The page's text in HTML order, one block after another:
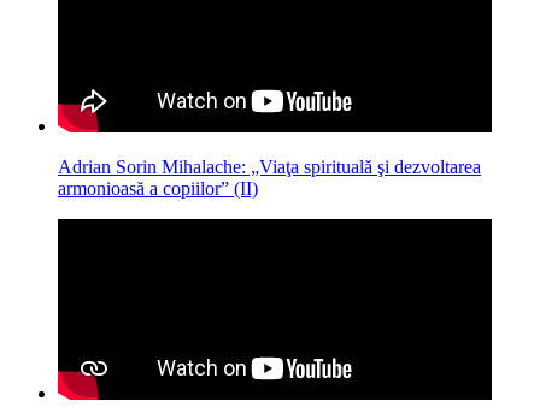
Adrian Sorin Mihalache: „Viaţa spirituală şi dezvoltarea
armonioasă a copiilor” (II)